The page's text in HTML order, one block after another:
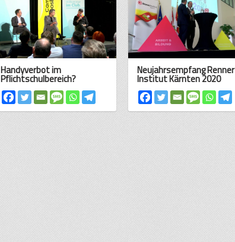
Handyverbot im
Pflichtschulbereich?
Neujahrsempfang Renner
Institut Kärnten 2020